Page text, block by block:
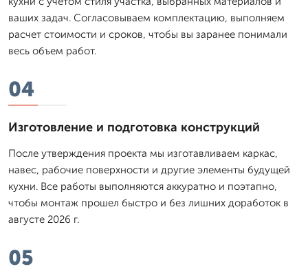
ваших задач. Согласовываем комплектацию, выполняем
расчет стоимости и сроков, чтобы вы заранее понимали
весь объем работ.
04
Изготовление и подготовка конструкций
После утверждения проекта мы изготавливаем каркас,
навес, рабочие поверхности и другие элементы будущей
кухни. Все работы выполняются аккуратно и поэтапно,
чтобы монтаж прошел быстро и без лишних доработок в
августе 2026 г.
05